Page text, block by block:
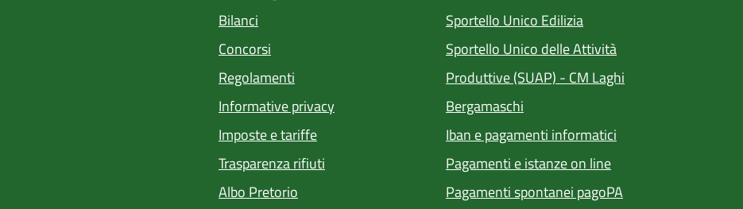
Bilanci
Concorsi
Regolamenti
Informative privacy
Imposte e tariffe
Trasparenza rifiuti
Albo Pretorio
Sportello Unico Edilizia
Sportello Unico delle Attività
Produttive (SUAP) - CM Laghi
Bergamaschi
Iban e pagamenti informatici
Pagamenti e istanze on line(apre in un'altra
Pagamenti spontanei pagoPA